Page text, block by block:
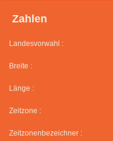
Zahlen
Landesvorwahl :
Breite :
Länge :
Zeitzone :
Zeitzonenbezeichner :